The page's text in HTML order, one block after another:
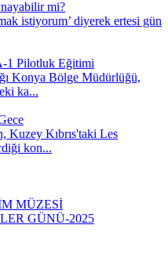
mi?
istiyorum’ diyerek ertesi gün
1 Pilotluk Eğitimi
Konya Bölge Müdürlüğü,
ka...
Kuzey Kıbrıs'taki Les
kon...
MÜZESİ
GÜNÜ-2025